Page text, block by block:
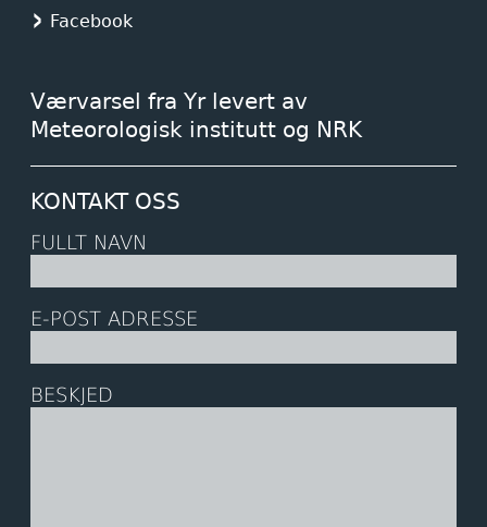
Facebook
Værvarsel fra Yr levert av
Meteorologisk institutt og NRK
KONTAKT OSS
FULLT NAVN
E-POST ADRESSE
BESKJED